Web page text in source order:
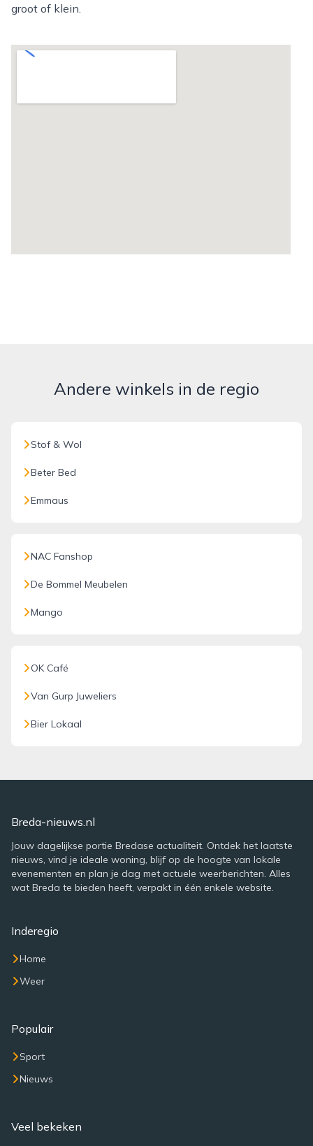
groot of klein.
Andere winkels in de regio
Stof & Wol
Beter Bed
Emmaus
NAC Fanshop
De Bommel Meubelen
Mango
OK Café
Van Gurp Juweliers
Bier Lokaal
Breda-nieuws.nl
Jouw dagelijkse portie Bredase actualiteit. Ontdek het laatste
nieuws, vind je ideale woning, blijf op de hoogte van lokale
evenementen en plan je dag met actuele weerberichten. Alles
wat Breda te bieden heeft, verpakt in één enkele website.
Inderegio
Home
Weer
Populair
Sport
Nieuws
Veel bekeken